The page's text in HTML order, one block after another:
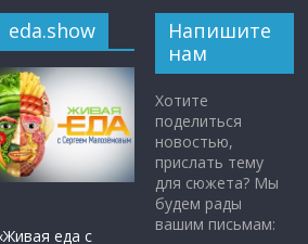
eda.show
еда с
Напишите
нам
Хотите
поделиться
новостью,
прислать тему
для сюжета? Мы
будем рады
вашим письмам: